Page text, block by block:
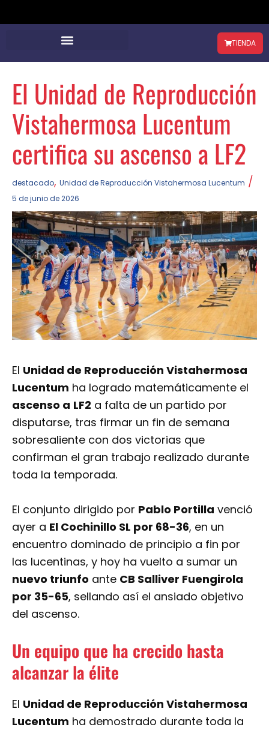
TIENDA
El Unidad de Reproducción
Vistahermosa Lucentum
certifica su ascenso a LF2
destacado, Unidad de Reproducción Vistahermosa Lucentum /
5 de junio de 2026
El Unidad de Reproducción Vistahermosa
Lucentum ha logrado matemáticamente el
ascenso a LF2 a falta de un partido por
disputarse, tras firmar un fin de semana
sobresaliente con dos victorias que
confirman el gran trabajo realizado durante
toda la temporada.
El conjunto dirigido por Pablo Portilla venció
ayer a El Cochinillo SL por 68-36, en un
encuentro dominado de principio a fin por
las lucentinas, y hoy ha vuelto a sumar un
nuevo triunfo ante CB Salliver Fuengirola
por 35-65, sellando así el ansiado objetivo
del ascenso.
Un equipo que ha crecido hasta
alcanzar la élite
El Unidad de Reproducción Vistahermosa
Lucentum ha demostrado durante toda la